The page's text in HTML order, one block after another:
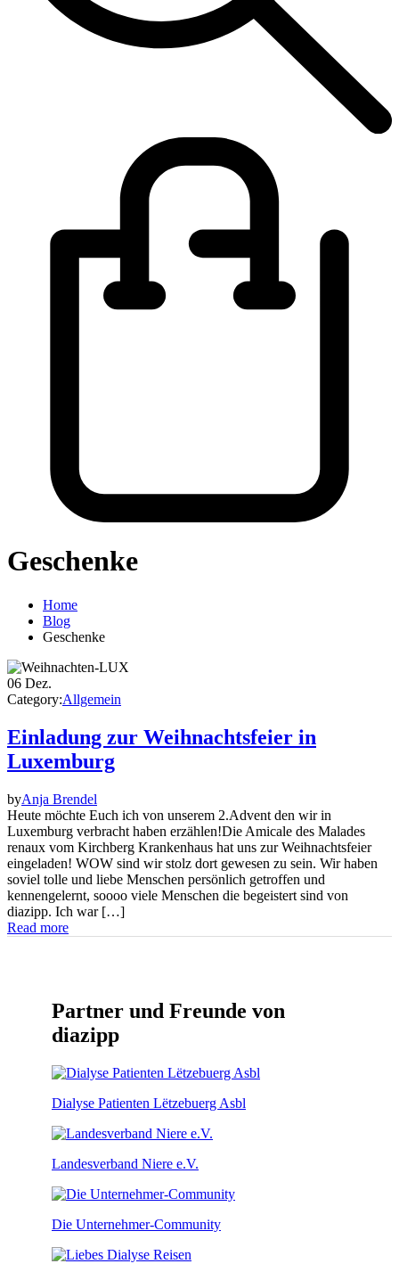
Geschenke
Home
Blog
Geschenke
06 Dez.
Category:Allgemein
Einladung zur Weihnachtsfeier in
Luxemburg
byAnja Brendel
Heute möchte Euch ich von unserem 2.Advent den wir in
Luxemburg verbracht haben erzählen!Die Amicale des Malades
renaux vom Kirchberg Krankenhaus hat uns zur Weihnachtsfeier
eingeladen! WOW sind wir stolz dort gewesen zu sein. Wir haben
soviel tolle und liebe Menschen persönlich getroffen und
kennengelernt, soooo viele Menschen die begeistert sind von
diazipp. Ich war […]
Read more
Partner und Freunde von
diazipp
Dialyse Patienten Lëtzebuerg Asbl
Landesverband Niere e.V.
Die Unternehmer-Community